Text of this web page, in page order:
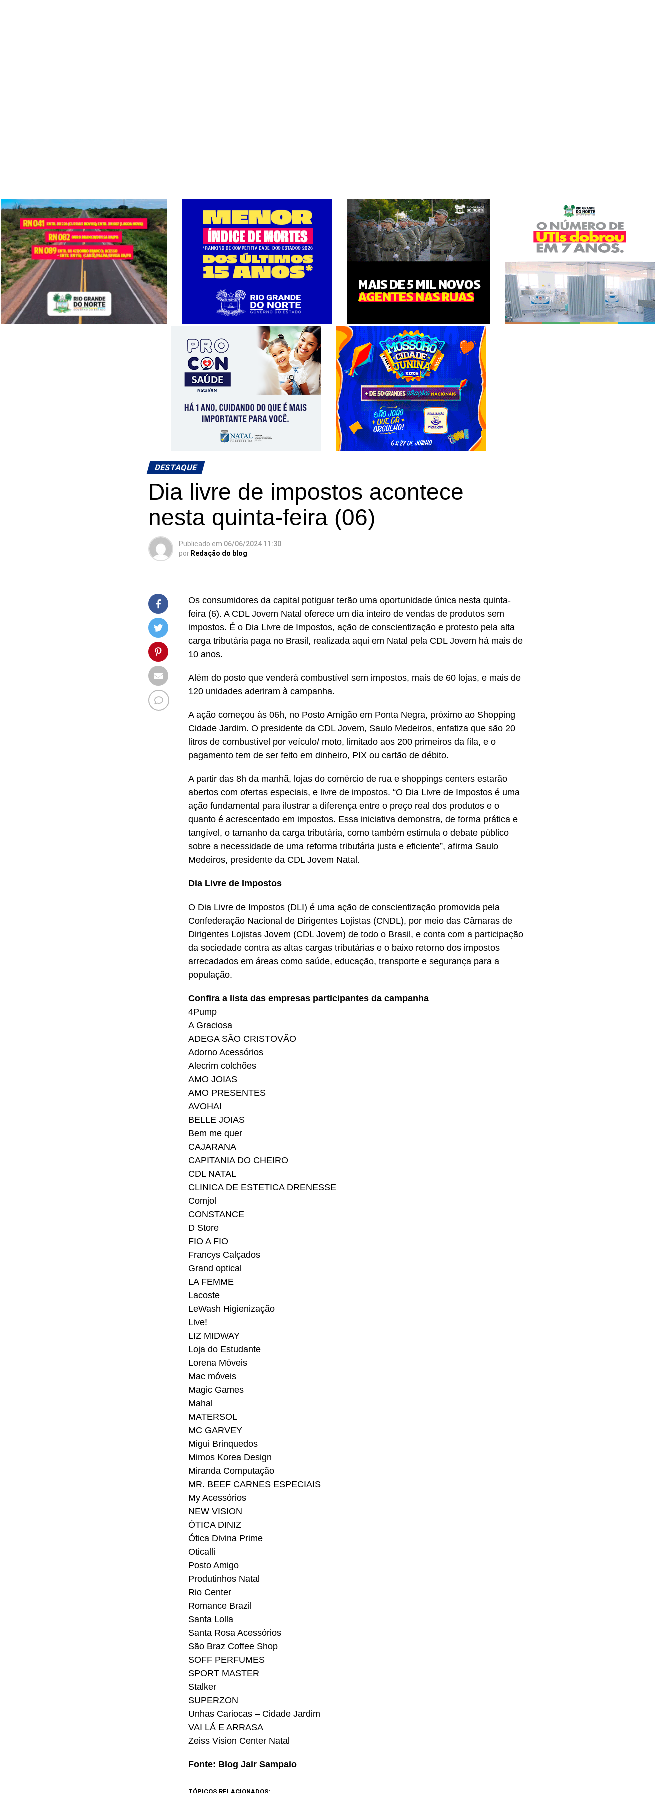
DESTAQUE
Dia livre de impostos acontece
nesta quinta-feira (06)
Publicado em 06/06/2024 11:30
por Redação do blog
Os consumidores da capital potiguar terão uma oportunidade única nesta quinta-
feira (6). A CDL Jovem Natal oferece um dia inteiro de vendas de produtos sem
impostos. É o Dia Livre de Impostos, ação de conscientização e protesto pela alta
carga tributária paga no Brasil, realizada aqui em Natal pela CDL Jovem há mais de
10 anos.
Além do posto que venderá combustível sem impostos, mais de 60 lojas, e mais de
120 unidades aderiram à campanha.
A ação começou às 06h, no Posto Amigão em Ponta Negra, próximo ao Shopping
Cidade Jardim. O presidente da CDL Jovem, Saulo Medeiros, enfatiza que são 20
litros de combustível por veículo/ moto, limitado aos 200 primeiros da fila, e o
pagamento tem de ser feito em dinheiro, PIX ou cartão de débito.
A partir das 8h da manhã, lojas do comércio de rua e shoppings centers estarão
abertos com ofertas especiais, e livre de impostos. “O Dia Livre de Impostos é uma
ação fundamental para ilustrar a diferença entre o preço real dos produtos e o
quanto é acrescentado em impostos. Essa iniciativa demonstra, de forma prática e
tangível, o tamanho da carga tributária, como também estimula o debate público
sobre a necessidade de uma reforma tributária justa e eficiente”, afirma Saulo
Medeiros, presidente da CDL Jovem Natal.
Dia Livre de Impostos
O Dia Livre de Impostos (DLI) é uma ação de conscientização promovida pela
Confederação Nacional de Dirigentes Lojistas (CNDL), por meio das Câmaras de
Dirigentes Lojistas Jovem (CDL Jovem) de todo o Brasil, e conta com a participação
da sociedade contra as altas cargas tributárias e o baixo retorno dos impostos
arrecadados em áreas como saúde, educação, transporte e segurança para a
população.
Confira a lista das empresas participantes da campanha
4Pump
A Graciosa
ADEGA SÃO CRISTOVÃO
Adorno Acessórios
Alecrim colchões
AMO JOIAS
AMO PRESENTES
AVOHAI
BELLE JOIAS
Bem me quer
CAJARANA
CAPITANIA DO CHEIRO
CDL NATAL
CLINICA DE ESTETICA DRENESSE
Comjol
CONSTANCE
D Store
FIO A FIO
Francys Calçados
Grand optical
LA FEMME
Lacoste
LeWash Higienização
Live!
LIZ MIDWAY
Loja do Estudante
Lorena Móveis
Mac móveis
Magic Games
Mahal
MATERSOL
MC GARVEY
Migui Brinquedos
Mimos Korea Design
Miranda Computação
MR. BEEF CARNES ESPECIAIS
My Acessórios
NEW VISION
ÓTICA DINIZ
Ótica Divina Prime
Oticalli
Posto Amigo
Produtinhos Natal
Rio Center
Romance Brazil
Santa Lolla
Santa Rosa Acessórios
São Braz Coffee Shop
SOFF PERFUMES
SPORT MASTER
Stalker
SUPERZON
Unhas Cariocas – Cidade Jardim
VAI LÁ E ARRASA
Zeiss Vision Center Natal
Fonte: Blog Jair Sampaio